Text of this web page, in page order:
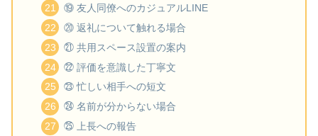
⑲ 友人同僚へのカジュアルLINE
⑳ 返礼について触れる場合
㉑ 共用スペース設置の案内
㉒ 評価を意識した丁寧文
㉓ 忙しい相手への短文
㉔ 名前が分からない場合
㉕ 上長への報告